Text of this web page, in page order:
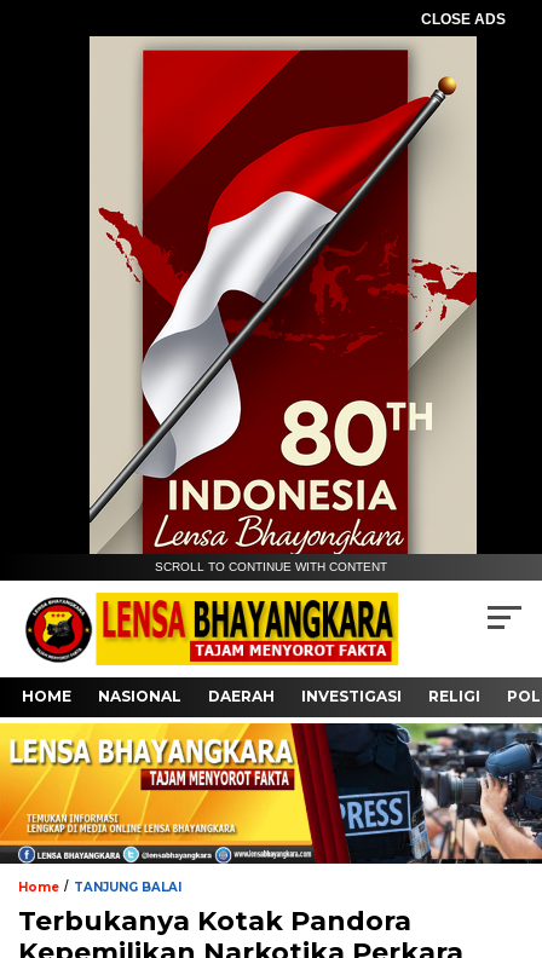
CLOSE ADS
SCROLL TO CONTINUE WITH CONTENT
HOME NASIONAL DAERAH INVESTIGASI RELIGI
Home / TANJUNG BALAI
Terbukanya Kotak Pandora